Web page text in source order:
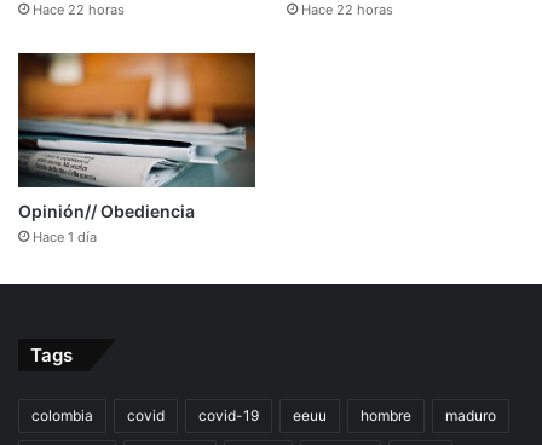
Hace 22 horas Hace 22 horas
Opinión// Obediencia
Hace 1 día
Tags
colombia covid covid-19 eeuu hombre maduro